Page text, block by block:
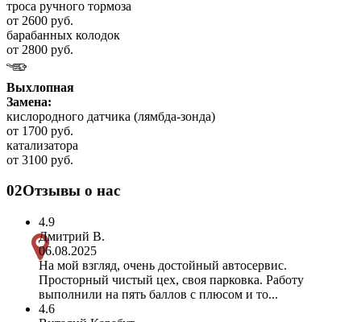
троса ручного тормоза
от 2600 руб.
барабанных колодок
от 2800 руб.
Выхлопная
Замена:
кислородного датчика (лямбда-зонда)
от 1700 руб.
катализатора
от 3100 руб.
02Отзывы о нас
4.9
Дмитрий В.
06.08.2025
На мой взгляд, очень достойный автосервис.
Просторный чистый цех, своя парковка. Работу
выполнили на пять баллов с плюсом и то...
4.6